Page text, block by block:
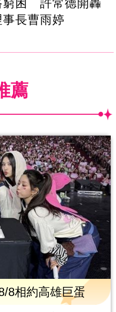
窮困 許常德開轟
長曹雨婷
薦
8相約高雄巨蛋